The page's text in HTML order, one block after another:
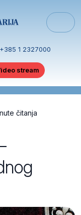
+385 1 2327000
stream
čitanja